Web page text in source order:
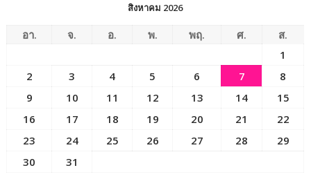
สำเร็จ
เพาะ
ชวนชม
ความ
สิงหาคม 2026
อา. จ. อ. พ. พฤ. ศ.
ส.
1
2
3 4 5 6 7
8
9
10 11 12 13 14
15
16
17 18 19 20 21
22
23
24 25 26 27 28
29
30
31